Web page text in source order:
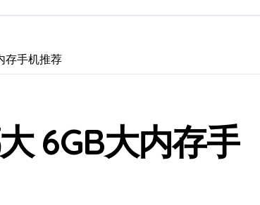
！
！
存手机推荐
6GB大内存手